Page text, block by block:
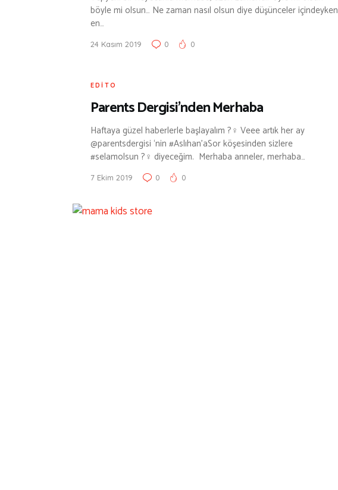
böyle mi olsun… Ne zaman nasıl olsun diye düşünceler içindeyken
en…
24 Kasım 2019 0 0
EDITO
Parents Dergisi’nden Merhaba
Haftaya güzel haberlerle başlayalım ?‍♀️ Veee artık her ay
@parentsdergisi ‘nin #Aslıhan’aSor köşesinden sizlere
#selamolsun ?‍♀️ diyeceğim. Merhaba anneler, merhaba…
7 Ekim 2019 0 0